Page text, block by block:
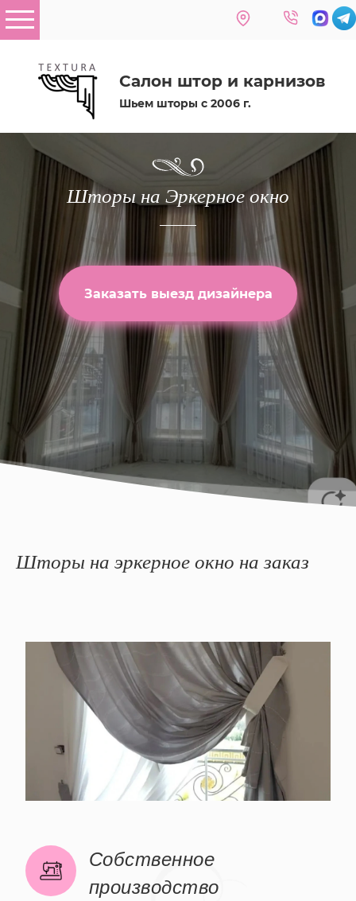
Салон штор и карнизов
Шьем шторы с 2006 г.
Шторы на Эркерное окно
Заказать выезд дизайнера
Шторы на эркерное окно на заказ
Собственное
производство